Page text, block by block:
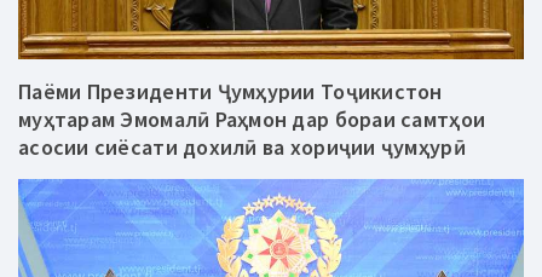
Паёми Президенти Ҷумҳурии Тоҷикистон
муҳтарам Эмомалӣ Раҳмон дар бораи самтҳои
асосии сиёсати дохилӣ ва хориҷии ҷумҳурӣ